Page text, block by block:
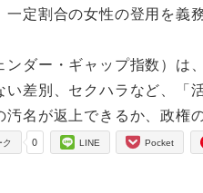
定割合の女性の登用を義
ダー・ギャップ指数）は
差別、セクハラなど、「
名が返上できるか、政権
0
ク LINE Pocket